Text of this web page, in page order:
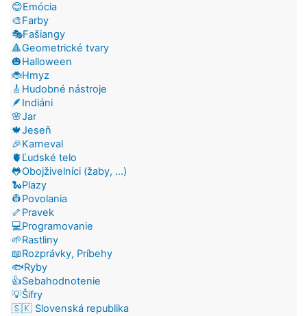
😊Emócia
🎨Farby
🎭Fašiangy
🔺Geometrické tvary
🎃Halloween
🐞Hmyz
🎸Hudobné nástroje
🪶Indiáni
🌸Jar
🍁Jeseň
🎉Karneval
🫀Ľudské telo
🐸Obojživelníci (žaby, ...)
🐍Plazy
👷Povolania
🦴Pravek
💻Programovanie
🌱Rastliny
📖Rozprávky, Príbehy
🐟Ryby
👍Sebahodnotenie
💡Šifry
🇸🇰 Slovenská republika